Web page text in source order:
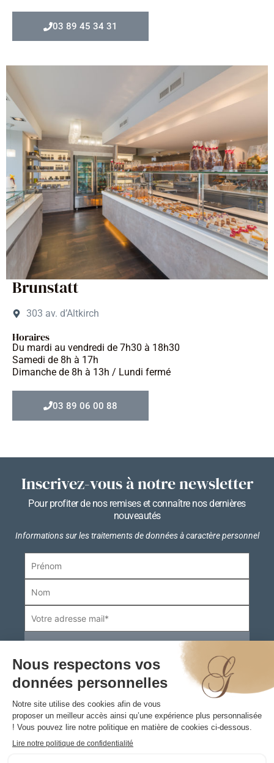
03 89 45 34 31
Brunstatt
303 av. d’Altkirch
Horaires
Du mardi au vendredi de 7h30 à 18h30
Samedi de 8h à 17h
Dimanche de 8h à 13h / Lundi fermé
03 89 06 00 88
Inscrivez-vous à notre newsletter
Pour profiter de nos remises et connaître nos dernières
nouveautés
Informations sur les traitements de données à caractère personnel
Boutiques
Informations pratiques